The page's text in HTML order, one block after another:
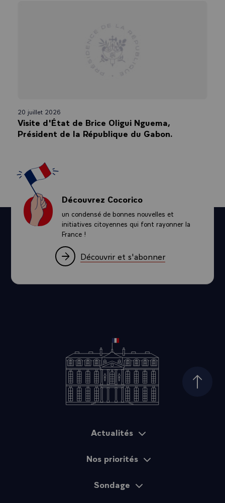
20 juillet 2026
Visite d'État de Brice Oligui Nguema,
Président de la République du Gabon.
Découvrez Cocorico
un condensé de bonnes nouvelles et
initiatives citoyennes qui font rayonner la
France !
Découvrir et s'abonner
Haut
Actualités
Nos priorités
Sondage